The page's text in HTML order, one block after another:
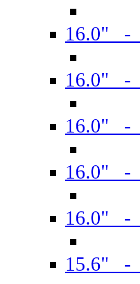
16.0" -
16.0" -
16.0" -
16.0" -
16.0" -
15.6" -